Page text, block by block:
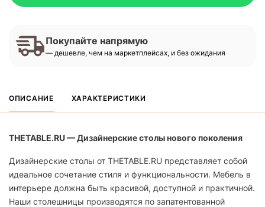
Покупайте напрямую
— дешевле, чем на маркетплейсах, и без ожидания
ОПИСАНИЕ ХАРАКТЕРИСТИКИ
THETABLE.RU — Дизайнерские столы нового поколения
Дизайнерские столы от THETABLE.RU представляет собой
идеальное сочетание стиля и функциональности. Мебель в
интерьере должна быть красивой, доступной и практичной.
Наши столешницы производятся по запатентованной